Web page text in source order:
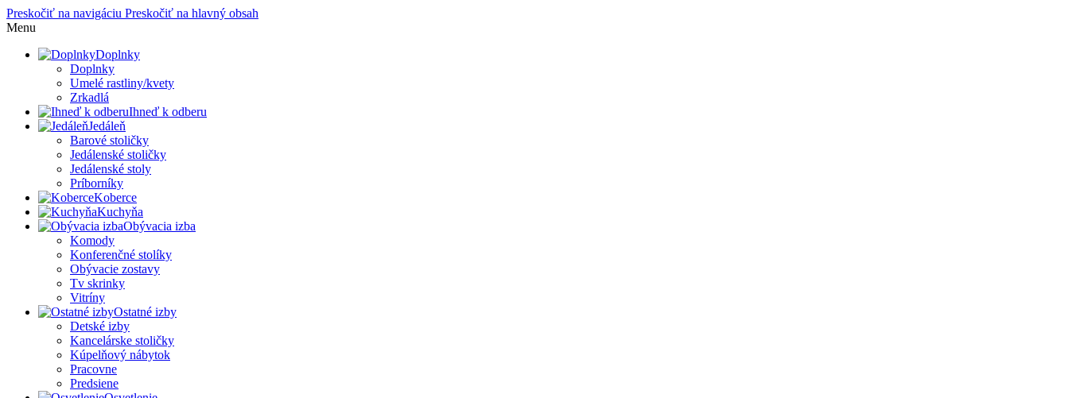
Preskočiť na navigáciu Preskočiť na hlavný obsah
Menu
Doplnky
Doplnky
Umelé rastliny/kvety
Zrkadlá
Ihneď k odberu
Jedáleň
Barové stoličky
Jedálenské stoličky
Jedálenské stoly
Príborníky
Koberce
Kuchyňa
Obývacia izba
Komody
Konferenčné stolíky
Obývacie zostavy
Tv skrinky
Vitríny
Ostatné izby
Detské izby
Kancelárske stoličky
Kúpelňový nábytok
Pracovne
Predsiene